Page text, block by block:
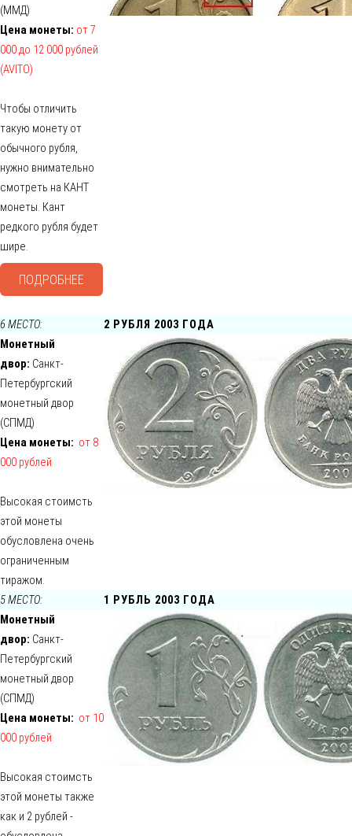
(ММД)
Цена монеты: от 7
000 до 12 000 рублей
(AVITO)
Чтобы отличить
такую монету от
обычного рубля,
нужно внимательно
смотреть на КАНТ
монеты. Кант
редкого рубля будет
шире.
ПОДРОБНЕЕ
6 МЕСТО:
2 РУБЛЯ 2003 ГОДА
Монетный
двор: Санкт-
Петербургский
монетный двор
(СПМД)
Цена монеты: от 8
000 рублей
Высокая стоимсть
этой монеты
обусловлена очень
ограниченным
тиражом.
5 МЕСТО:
1 РУБЛЬ 2003 ГОДА
Монетный
двор: Санкт-
Петербургский
монетный двор
(СПМД)
Цена монеты: от 10
000 рублей
Высокая стоимсть
этой монеты также
как и 2 рублей -